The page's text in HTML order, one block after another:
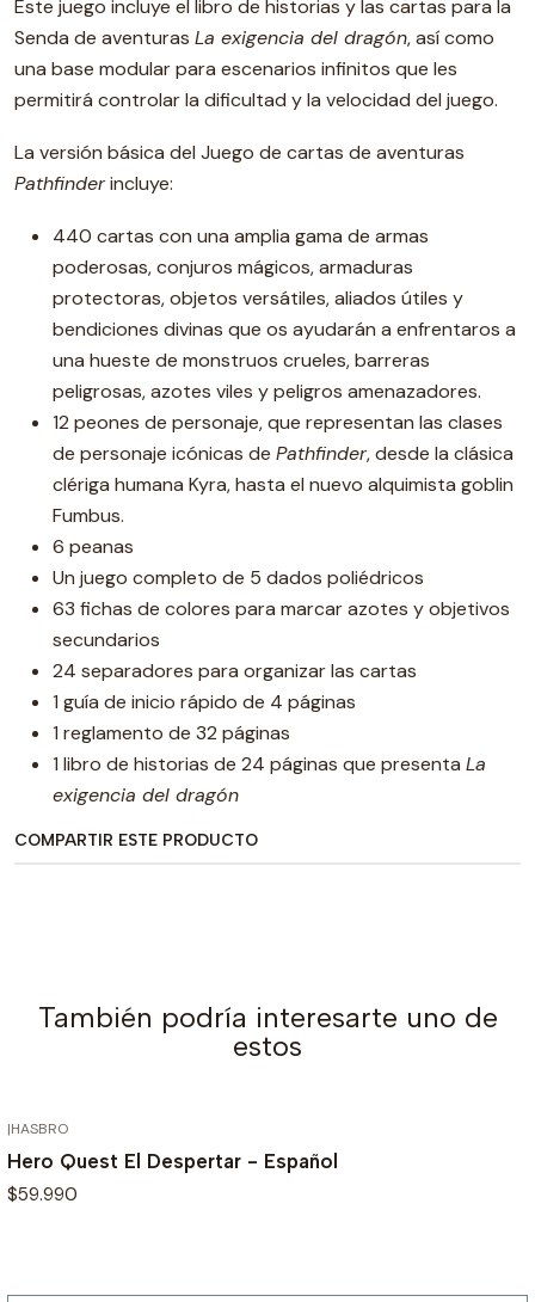
Este juego incluye el libro de historias y las cartas para la
Senda de aventuras La exigencia del dragón, así como
una base modular para escenarios infinitos que les
permitirá controlar la dificultad y la velocidad del juego.
La versión básica del Juego de cartas de aventuras
Pathfinderincluye:
440 cartas con una amplia gama de armas
poderosas, conjuros mágicos, armaduras
protectoras, objetos versátiles, aliados útiles y
bendiciones divinas que os ayudarán a enfrentaros a
una hueste de monstruos crueles, barreras
peligrosas, azotes viles y peligros amenazadores.
12 peones de personaje, que representan las clases
de personaje icónicas de Pathfinder, desde la clásica
clériga humana Kyra, hasta el nuevo alquimista goblin
Fumbus.
6 peanas
Un juego completo de 5 dados poliédricos
63 fichas de colores para marcar azotes y objetivos
secundarios
24 separadores para organizar las cartas
1 guía de inicio rápido de 4 páginas
1 reglamento de 32 páginas
1 libro de historias de 24 páginas que presenta La
exigencia del dragón
COMPARTIR ESTE PRODUCTO
También podría interesarte uno de
estos
|HASBRO
Hero Quest El Despertar - Español
$59.990